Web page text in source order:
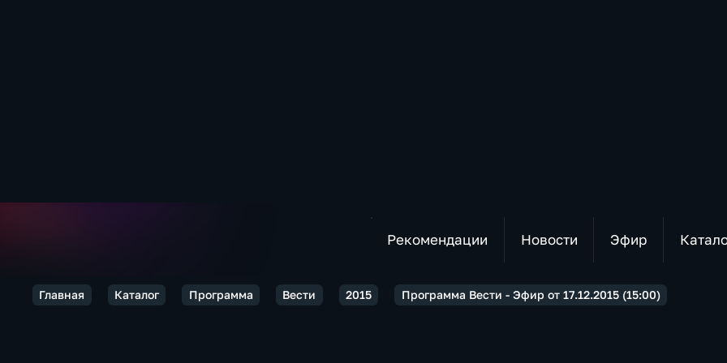
Рекомендации Новости Эфир
Главная Каталог Программа Вести 2015 Программа Вести - Эфир от 17.12.2015 (15:00)